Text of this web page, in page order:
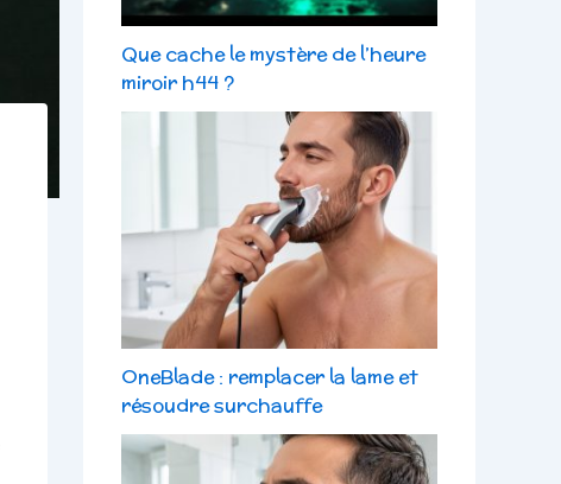
Que cache le mystère de l’heure
miroir h44 ?
OneBlade : remplacer la lame et
résoudre surchauffe